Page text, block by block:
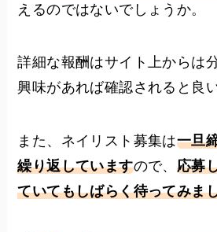
えるのではないでしょうか。
詳細な報酬はサイト上からは
興味があれば確認されると良
また、ネイリスト募集は一旦
繰り返していますので、 応募
ていてもしばらく待ってみま